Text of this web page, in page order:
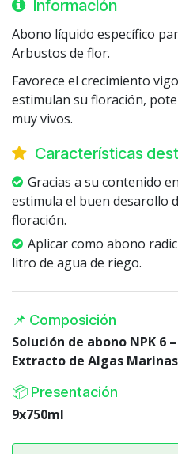
Información
Abono líquido específico
Arbustos de flor.
Favorece el crecimiento
estimulan su floración,
muy vivos.
Características
Gracias a su contenido
estimula el buen desarollo
floración.
Aplicar como abono
litro de agua de riego.
📌 Composición
Solución de abono NPK 6
Extracto de Algas Marinas
📦 Presentación
9x750ml